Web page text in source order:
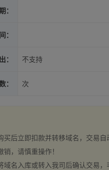
：
：
： 不支持
： 次
买后立即扣款并转移域名，交易
，请慎重操作！
域名入库或转入我司后确认交易